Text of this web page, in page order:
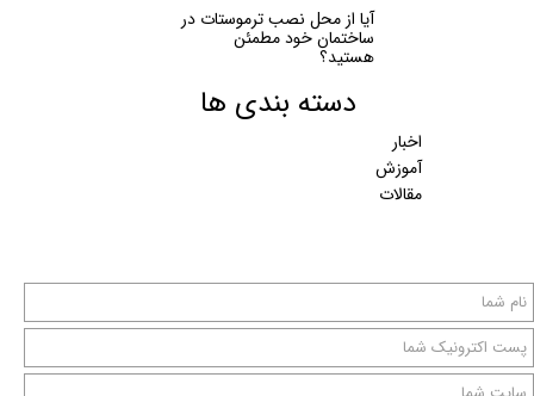
آیا از محل نصب ترموستات در
ساختمان خود مطمئن
هستید؟
دسته بندی ها
اخبار
آموزش
مقالات